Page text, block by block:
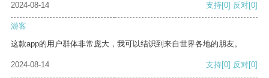
2024-08-14 支持[0] 反对[0]
游客
这款app的用户群体非常庞大，我可以结识到来自世界各地的朋友。
2024-08-14 支持[0] 反对[0]